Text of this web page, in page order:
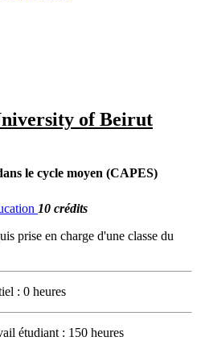
of Beirut
le cycle moyen (CAPES)
10 crédits
prise en charge d'une classe du
: 0 heures
étudiant : 150 heures